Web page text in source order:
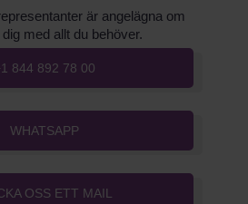
är angelägna om
med allt du behöver.
844 892 78 00
WHATSAPP
OSS ETT MAIL